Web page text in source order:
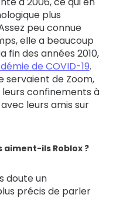
plus
peu connue
elle a beaucoup
fin des années 2010,
de COVID-19.
servaient de Zoom,
confinements à
leurs amis sur
ils Roblox ?
doute un
précis de parler